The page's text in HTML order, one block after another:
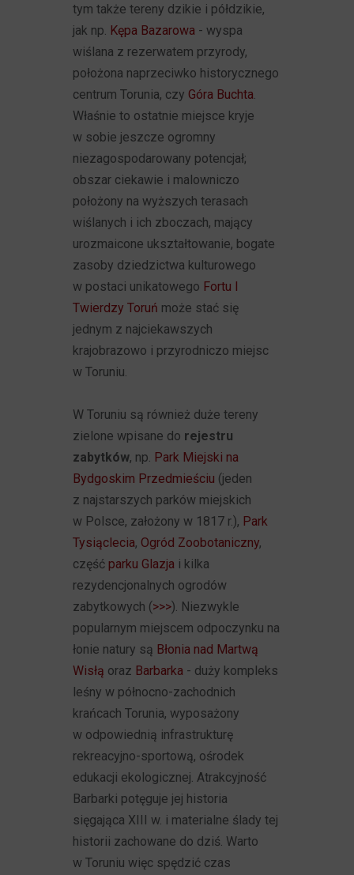
tym także tereny dzikie i półdzikie,
jak np. Kępa Bazarowa - wyspa
wiślana z rezerwatem przyrody,
położona naprzeciwko historycznego
centrum Torunia, czy Góra Buchta.
Właśnie to ostatnie miejsce kryje
w sobie jeszcze ogromny
niezagospodarowany potencjał;
obszar ciekawie i malowniczo
położony na wyższych terasach
wiślanych i ich zboczach, mający
urozmaicone ukształtowanie, bogate
zasoby dziedzictwa kulturowego
w postaci unikatowego Fortu I
Twierdzy Toruń może stać się
jednym z najciekawszych
krajobrazowo i przyrodniczo miejsc
w Toruniu.
W Toruniu są również duże tereny
zielone wpisane do rejestru
zabytków, np. Park Miejski na
Bydgoskim Przedmieściu (jeden
z najstarszych parków miejskich
w Polsce, założony w 1817 r.), Park
Tysiąclecia, Ogród Zoobotaniczny,
część parku Glazja i kilka
rezydencjonalnych ogrodów
zabytkowych (>>>). Niezwykle
popularnym miejscem odpoczynku na
łonie natury są Błonia nad Martwą
Wisłą oraz Barbarka - duży kompleks
leśny w północno-zachodnich
krańcach Torunia, wyposażony
w odpowiednią infrastrukturę
rekreacyjno-sportową, ośrodek
edukacji ekologicznej. Atrakcyjność
Barbarki potęguje jej historia
sięgająca XIII w. i materialne ślady tej
historii zachowane do dziś. Warto
w Toruniu więc spędzić czas